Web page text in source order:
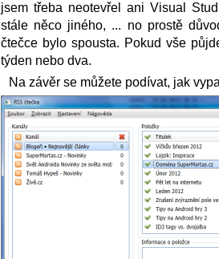
jsem třeba neotevřel ani Visual
stále něco jiného, ... no prostě
čtečce bylo spousta. Pokud vše
týden nebo dva.
Na závěr se můžete podívat, jak